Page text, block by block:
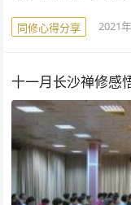
同修心得分享 2021
十一月长沙禅修感